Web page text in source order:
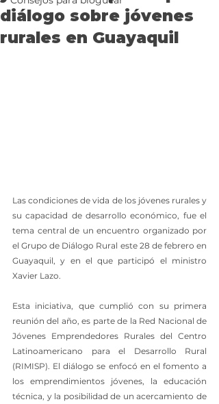
diálogo sobre jóvenes
rurales en Guayaquil
Las condiciones de vida de los jóvenes rurales y
su capacidad de desarrollo económico, fue el
tema central de un encuentro organizado por
el Grupo de Diálogo Rural este 28 de febrero en
Guayaquil, y en el que participó el ministro
Xavier Lazo.
Esta iniciativa, que cumplió con su primera
reunión del año, es parte de la Red Nacional de
Jóvenes Emprendedores Rurales del Centro
Latinoamericano para el Desarrollo Rural
(RIMISP). El diálogo se enfocó en el fomento a
los emprendimientos jóvenes, la educación
técnica, y la posibilidad de un acercamiento de